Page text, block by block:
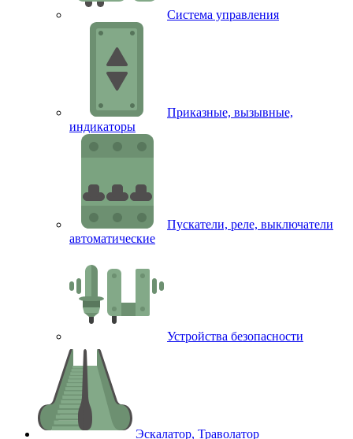
Система управления
Приказные, вызывные,
индикаторы
Пускатели, реле, выключатели
автоматические
Устройства безопасности
Эскалатор, Траволатор